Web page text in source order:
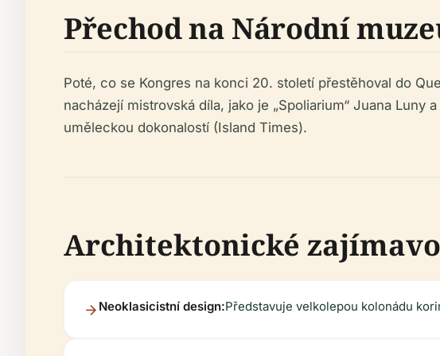
Přechod na Národní
Poté, co se Kongres na konci 20. století přestěhoval do
nacházejí mistrovská díla, jako je „Spoliarium“ Juana
uměleckou dokonalostí (Island Times).
Architektonické
Neoklasicistní design:Představuje velkolepou kolonádu